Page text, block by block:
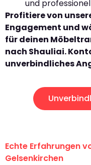
und
Profitiere von
Engagement und
für deinen
nach Shauliai.
unverbindliches
Echte Erfahrungen
Gelsenkirchen